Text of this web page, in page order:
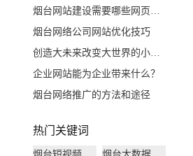
烟台网站建设需要哪些网页文件？
烟台网络公司网站优化技巧
创造大未来改变大世界的小程序
企业网站能为企业带来什么？
烟台网络推广的方法和途径
热门关键词